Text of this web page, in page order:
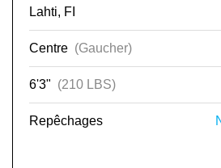
Lahti, FI
Centre (Gaucher)
6'3" (210 LBS)
Repêchages